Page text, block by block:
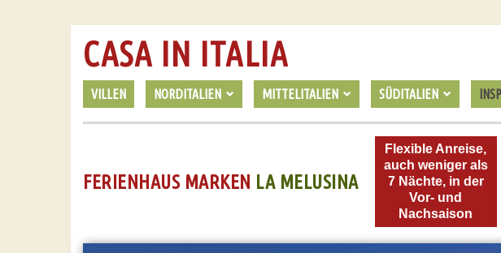
VILLEN NORDITALIEN MITTELITALIEN SÜDITALIEN
CASA IN ITALIA
FERIENHAUS MARKEN LA MELUSINA
Flexible Anreise,
auch weniger als
7 Nächte, in der
Vor- und
Nachsaison